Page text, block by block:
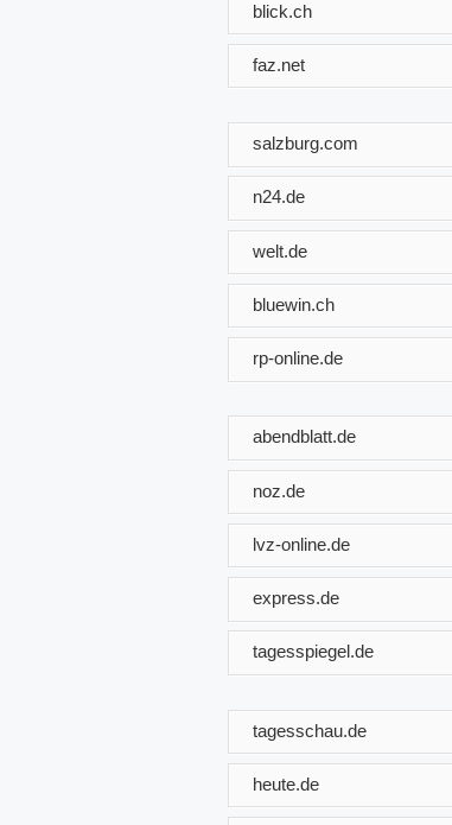
blick.ch
faz.net
salzburg.com
n24.de
welt.de
bluewin.ch
rp-online.de
abendblatt.de
noz.de
lvz-online.de
express.de
tagesspiegel.de
tagesschau.de
heute.de